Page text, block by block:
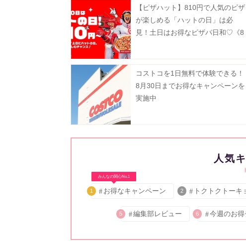
【ピザハット】810円で人気のピザ
が楽しめる「ハットの日」は必
見！土日はお得なピザパ日和♡《8
コストコを1日無料で体験できる！
8月30日までお得なキャンペーンを
実施中
人気
みんなの関心No.1
1 お得なキャンペーン 2 トクトクトーキ
5 編集部レビュー 6 今週のお得